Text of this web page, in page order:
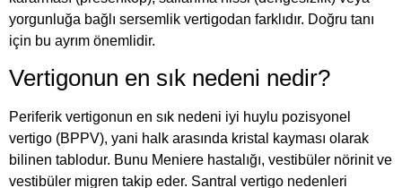
yorgunluğa bağlı sersemlik vertigodan farklıdır. Doğru tanı
için bu ayrım önemlidir.
Vertigonun en sık nedeni nedir?
Periferik vertigonun en sık nedeni iyi huylu pozisyonel
vertigo (BPPV), yani halk arasında kristal kayması olarak
bilinen tablodur. Bunu Meniere hastalığı, vestibüler nörinit ve
vestibüler migren takip eder. Santral vertigo nedenleri